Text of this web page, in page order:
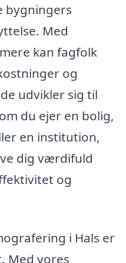
bygningers
Med
kan fagfolk
og
udvikler sig til
du ejer en bolig,
en institution,
dig værdifuld
og
i Hals er
Med vores